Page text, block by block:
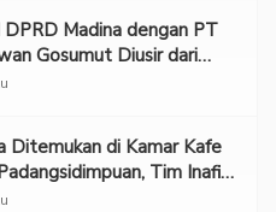
DPRD Madina dengan PT
Gosumut Diusir dari
Ditemukan di Kamar Kafe
Tim Inafis